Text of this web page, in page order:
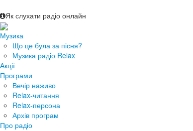
Як слухати радіо онлайн
Музика
Що це була за пісня?
Музика радіо Relax
Акції
Програми
Вечір наживо
Relax-читання
Relax-персона
Архів програм
Про радіо